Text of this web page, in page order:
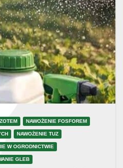
NAWOŻENIE FOSFOREM
NAWOŻENIE TUZ
W OGRODNICTWIE
GLEB